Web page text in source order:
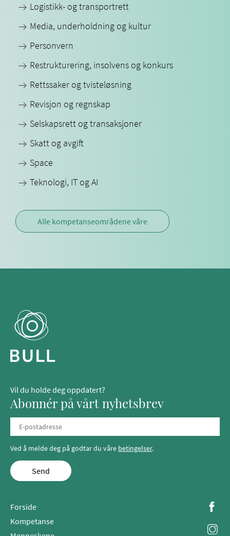
Logistikk- og transportrett
Media, underholdning og kultur
Personvern
Restrukturering, insolvens og konkurs
Rettssaker og tvisteløsning
Revisjon og regnskap
Selskapsrett og transaksjoner
Skatt og avgift
Space
Teknologi, IT og AI
Alle kompetanseområdene våre
Vil du holde deg oppdatert?
Abonnér på vårt nyhetsbrev
Ved å melde deg på godtar du våre betingelser.
Send
Forside
Kompetanse